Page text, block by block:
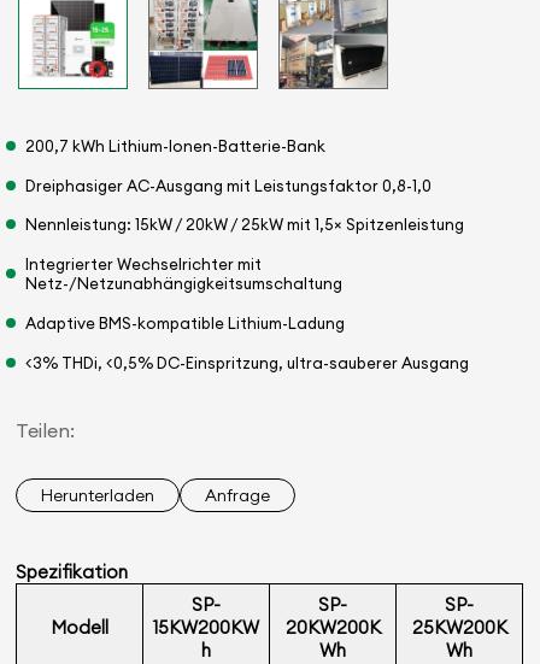
200,7 kWh Lithium-Ionen-Batterie-Bank
Dreiphasiger AC-Ausgang mit Leistungsfaktor 0,8-1,0
Nennleistung: 15kW / 20kW / 25kW mit 1,5× Spitzenleistung
Integrierter Wechselrichter mit
Netz-/Netzunabhängigkeitsumschaltung
Adaptive BMS-kompatible Lithium-Ladung
<3% THDi, <0,5% DC-Einspritzung, ultra-sauberer Ausgang
Teilen:
Herunterladen Anfrage
Spezifikation
Modell
SP-
15KW200KW
h
SP-
20KW200K
Wh
SP-
25KW200K
Wh